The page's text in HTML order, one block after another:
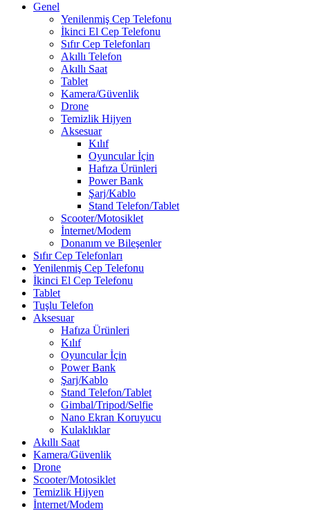
Genel
Yenilenmiş Cep Telefonu
İkinci El Cep Telefonu
Sıfır Cep Telefonları
Akıllı Telefon
Akıllı Saat
Tablet
Kamera/Güvenlik
Drone
Temizlik Hijyen
Aksesuar
Kılıf
Oyuncular İçin
Hafıza Ürünleri
Power Bank
Şarj/Kablo
Stand Telefon/Tablet
Scooter/Motosiklet
İnternet/Modem
Donanım ve Bileşenler
Sıfır Cep Telefonları
Yenilenmiş Cep Telefonu
İkinci El Cep Telefonu
Tablet
Tuşlu Telefon
Aksesuar
Hafıza Ürünleri
Kılıf
Oyuncular İçin
Power Bank
Şarj/Kablo
Stand Telefon/Tablet
Gimbal/Tripod/Selfie
Nano Ekran Koruyucu
Kulaklıklar
Akıllı Saat
Kamera/Güvenlik
Drone
Scooter/Motosiklet
Temizlik Hijyen
İnternet/Modem